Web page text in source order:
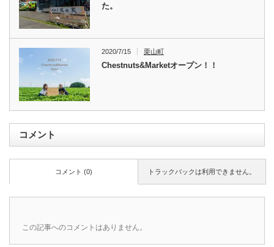
た。
2020/7/15 栗山町
Chestnuts&Marketオープン！！
コメント
トラックバックは利用できません。
コメント (0)
この記事へのコメントはありません。